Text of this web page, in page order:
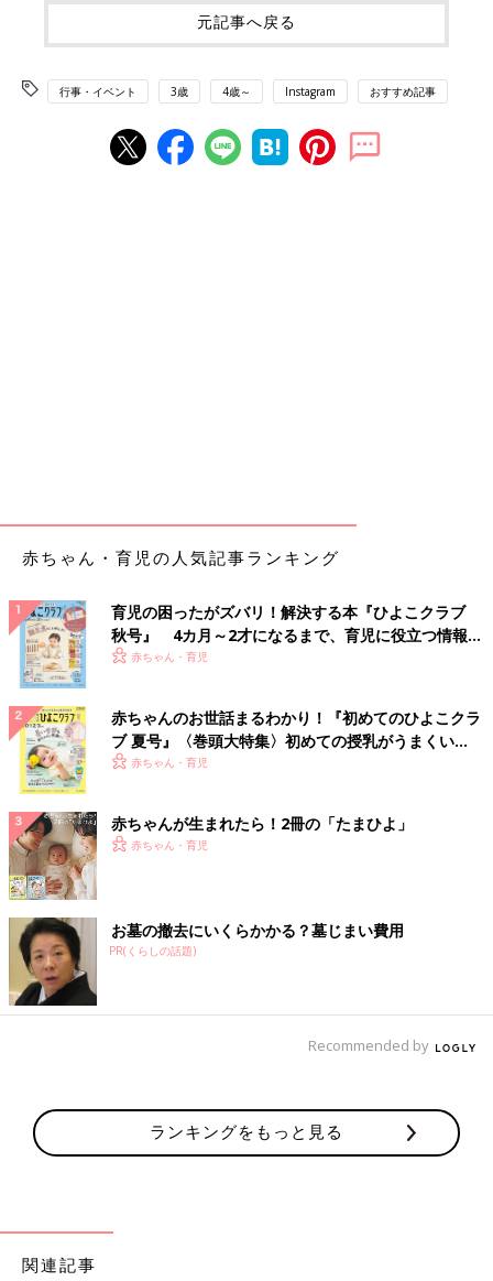
元記事へ戻る
行事・イベント 3歳 4歳～ Instagram おすすめ記事
赤ちゃん・育児の人気記事ランキング
育児の困ったがズバリ！解決する本『ひよこクラブ
秋号』 4カ月～2才になるまで、育児に役立つ情報が
いっぱい！
赤ちゃん・育児
赤ちゃんのお世話まるわかり！『初めてのひよこクラ
ブ 夏号』〈巻頭大特集〉初めての授乳がうまくい
く！ おっぱい・ミルクの基本と夏のトラブル 解決テ
赤ちゃん・育児
赤ちゃんが生まれたら！2冊の「たまひよ」
赤ちゃん・育児
お墓の撤去にいくらかかる？墓じまい費用
PR(くらしの話題)
Recommended by
ランキングをもっと見る
関連記事